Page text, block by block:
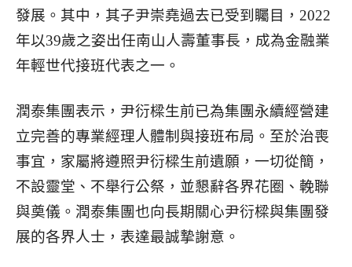
發展。其中，其子尹崇堯過去已受到矚目，2022
年以39歲之姿出任南山人壽董事長，成為金融業
年輕世代接班代表之一。
潤泰集團表示，尹衍樑生前已為集團永續經營建
立完善的專業經理人體制與接班布局。至於治喪
事宜，家屬將遵照尹衍樑生前遺願，一切從簡，
不設靈堂、不舉行公祭，並懇辭各界花圈、輓聯
與奠儀。潤泰集團也向長期關心尹衍樑與集團發
展的各界人士，表達最誠摯謝意。